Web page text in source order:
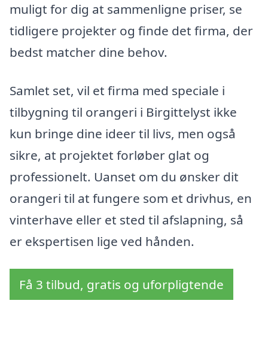
muligt for dig at sammenligne priser, se
tidligere projekter og finde det firma, der
bedst matcher dine behov.
Samlet set, vil et firma med speciale i
tilbygning til orangeri i Birgittelyst ikke
kun bringe dine ideer til livs, men også
sikre, at projektet forløber glat og
professionelt. Uanset om du ønsker dit
orangeri til at fungere som et drivhus, en
vinterhave eller et sted til afslapning, så
er ekspertisen lige ved hånden.
Få 3 tilbud, gratis og uforpligtende